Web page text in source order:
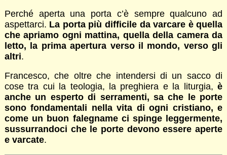
Perché aperta una porta c’è sempre qualcuno ad
aspettarci. La porta più difficile da varcare è quella
che apriamo ogni mattina, quella della camera da
letto, la prima apertura verso il mondo, verso gli
altri.
Francesco, che oltre che intendersi di un sacco di
cose tra cui la teologia, la preghiera e la liturgia,è
anche un esperto di serramenti, sa che le porte
sono fondamentali nella vita di ogni cristiano, e
come un buon falegname ci spinge leggermente,
sussurrandoci che le porte devono essere aperte
e varcate.